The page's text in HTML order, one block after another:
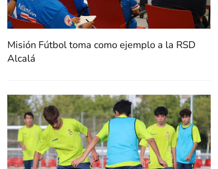
Misión Fútbol toma como ejemplo a la RSD
Alcalá